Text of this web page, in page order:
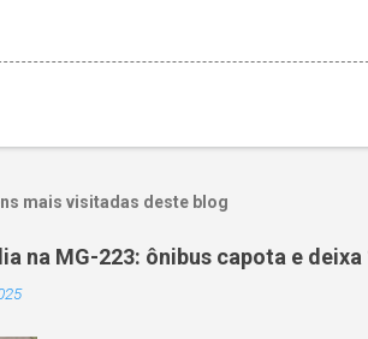
mais visitadas deste blog
na MG-223: ônibus capota e